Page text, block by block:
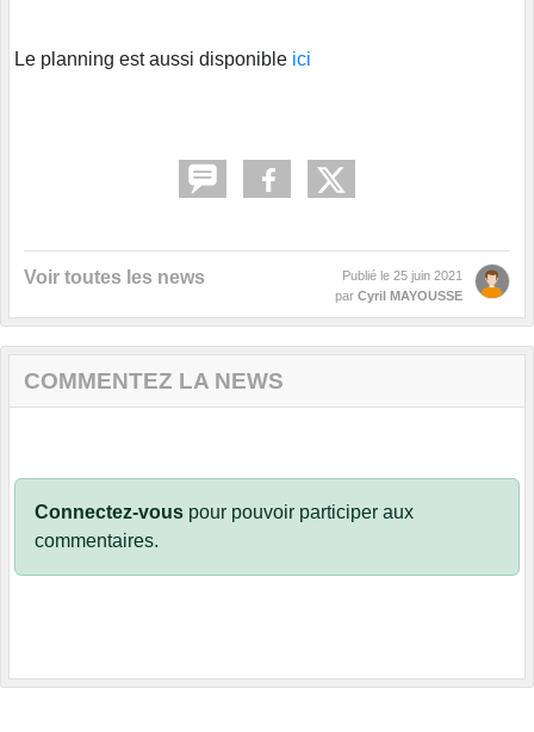
Le planning est aussi disponible ici
Voir toutes les news Publié le 25 juin 2021
par Cyril MAYOUSSE
COMMENTEZ LA NEWS
Connectez-vous pour pouvoir participer aux
commentaires.